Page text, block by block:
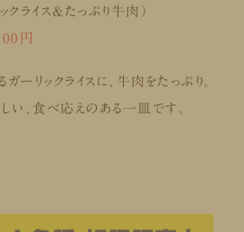
ライス＆たっぷり牛肉）
円
リックライスに、牛肉をたっぷり。
い、食べ応えのある一皿です。